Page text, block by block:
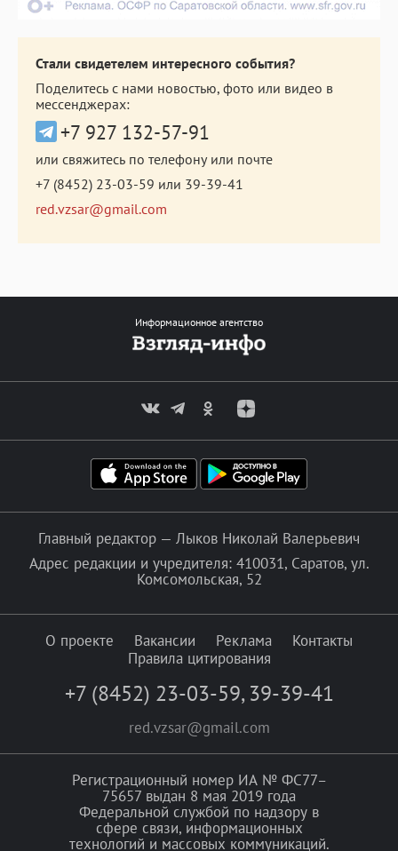
Стали свидетелем интересного события?
Поделитесь с нами новостью, фото или видео в
мессенджерах:
+7 927 132-57-91
или свяжитесь по телефону или почте
+7 (8452) 23-03-59 или 39-39-41
red.vzsar@gmail.com
Информационное агентство
Главный редактор — Лыков Николай Валерьевич
Адрес редакции и учредителя: 410031, Саратов, ул.
Комсомольская, 52
О проекте Вакансии Реклама
Контакты
Правила цитирования
+7 (8452) 23-03-59, 39-39-41
red.vzsar@gmail.com
Регистрационный номер ИА № ФС77–
75657 выдан 8 мая 2019 года
Федеральной службой по надзору в
сфере связи, информационных
технологий и массовых коммуникаций.